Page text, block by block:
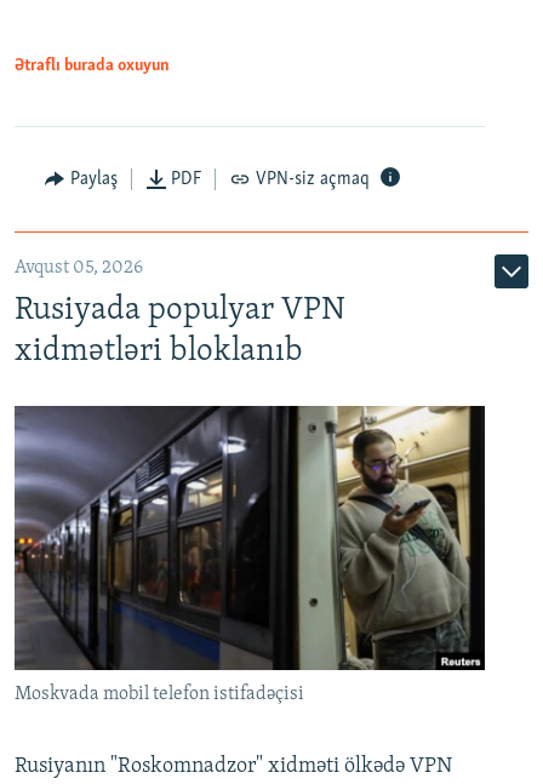
Ətraflı burada oxuyun
Paylaş PDF VPN-siz açmaq
Avqust 05, 2026
Rusiyada populyar VPN
xidmətləri bloklanıb
Moskvada mobil telefon istifadəçisi
Rusiyanın "Roskomnadzor" xidməti ölkədə VPN